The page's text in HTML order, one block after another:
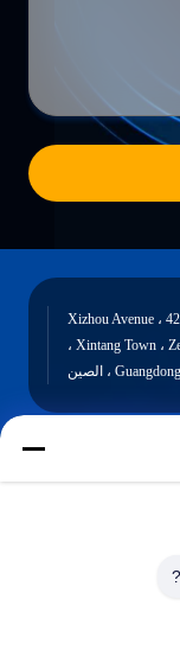
مبنى D ، حديقة Huabang الصناعية ، 42 Xizhou Avenue ،
Xintang Town ، Zengcheng District ، Guangzhou ،